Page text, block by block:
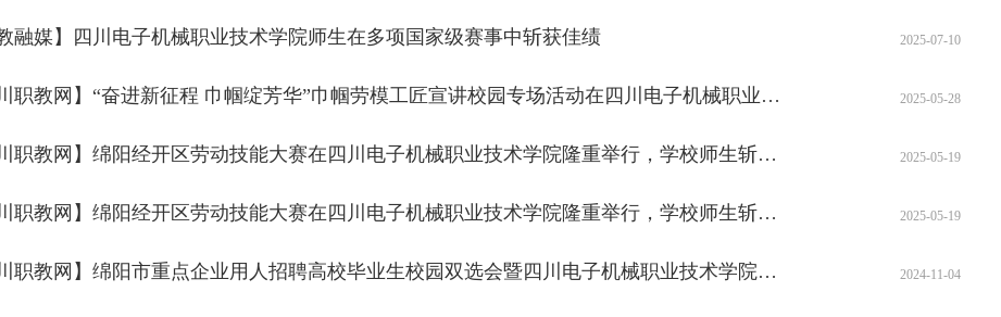
教融媒】四川电子机械职业技术学院师生在多项国家级赛事中斩获佳绩 2025-07-10
【四川职教网】“奋进新征程 巾帼绽芳华”巾帼劳模工匠宣讲校园专场活动在四川电子机械职业技术学院举行 2025-05-28
【四川职教网】绵阳经开区劳动技能大赛在四川电子机械职业技术学院隆重举行，学校师生斩获一等奖 2025-05-19
【四川职教网】绵阳经开区劳动技能大赛在四川电子机械职业技术学院隆重举行，学校师生斩获一等奖 2025-05-19
【四川职教网】绵阳市重点企业用人招聘高校毕业生校园双选会暨四川电子机械职业技术学院2025届毕业生双选会在四川电子机械职业技术学院举行 2024-11-04